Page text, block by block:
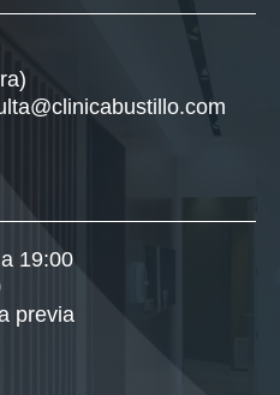
19:00
previa